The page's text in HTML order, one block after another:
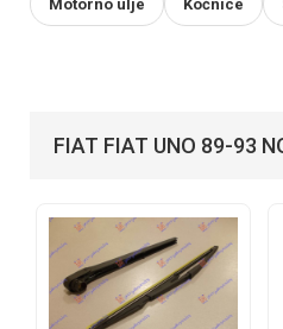
Motorno ulje Kočnice
FIAT FIAT UNO 89-93